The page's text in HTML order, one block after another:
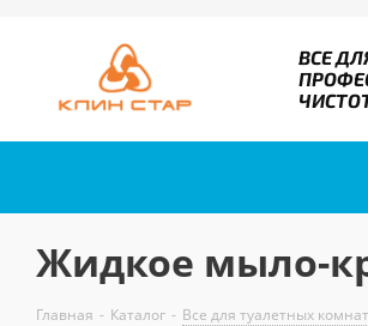
ВСЕ
Жидкое мыло-
Главная - Каталог - Все для туалетных комнат